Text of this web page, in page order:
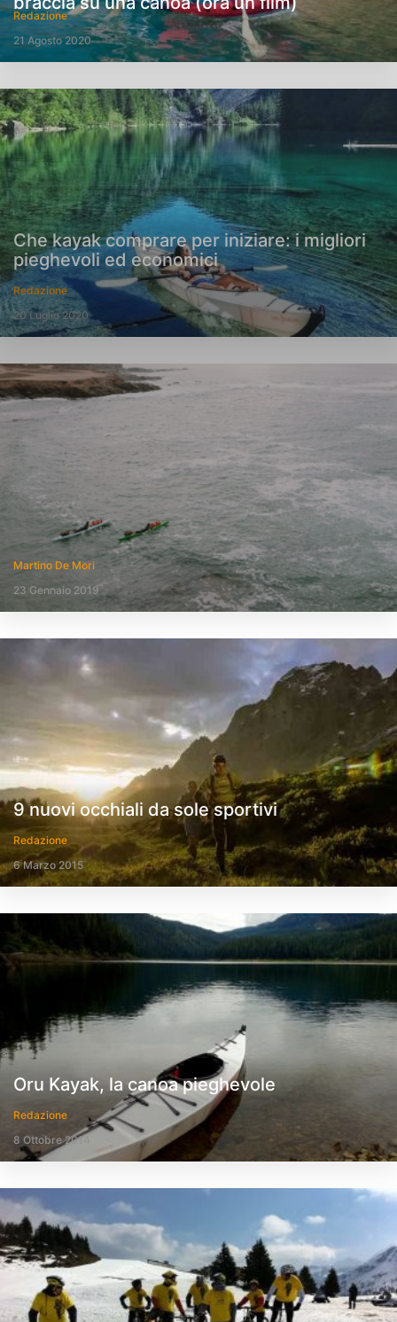
Redazione
21 Agosto 2020
Che kayak comprare per iniziare: i migliori
pieghevoli ed economici
Redazione
20 Luglio 2020
Martino De Mori
23 Gennaio 2019
9 nuovi occhiali da sole sportivi
Redazione
6 Marzo 2015
Oru Kayak, la canoa pieghevole
Redazione
8 Ottobre 2014